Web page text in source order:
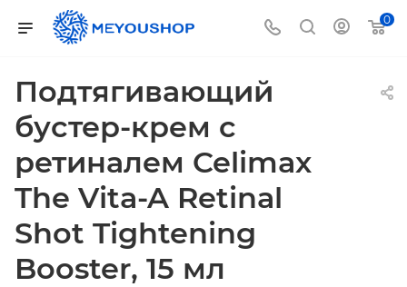
0
Подтягивающий
бустер-крем с
ретиналем Celimax
The Vita-A Retinal
Shot Tightening
Booster, 15 мл